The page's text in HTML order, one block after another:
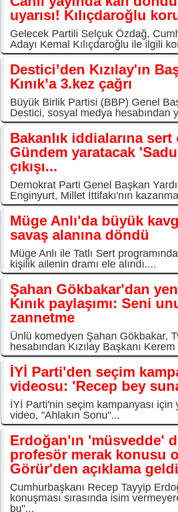
uyarısı! Kılıçdaroğlu
Gelecek Partili Selçuk Özdağ,
Adayı Kemal Kılıçdaroğlu ile ilgili
Destici’den Kızılay'ın
Kınık’a 3.kez çağrı
Büyük Birlik Partisi (BBP) Genel
Destici, sosyal medya hesabından
Bakanlık iddialarına sert
Gündem yaratacak
çıkışı...
Demokrat Parti Genel Başkan
Enginyurt, Millet İttifakı'nın
Müge Anlı'da büyük
savaş alanına döndü
Müge Anlı ile Tatlı Sert
kişilik ailenin dramı ele alındı....
Şahan Gökbakar'dan
Kınık paylaşımı: Seni
zannetme
Ünlü komedyen Şahan Gökbakar,
hesabından Kızılay Başkanı Kerem
İYİ Parti'den seçim
videosu: 'Recep bey
İYİ Parti'nin seçim kampanyası için
video, "Ahlakın Sonu"...
Erdoğan'ın 'müsvedde'
profesör merak konusu
Görür'den açıklama geldi
Cumhurbaşkanı Recep Tayyip
konuşması sırasında isim
bu"...